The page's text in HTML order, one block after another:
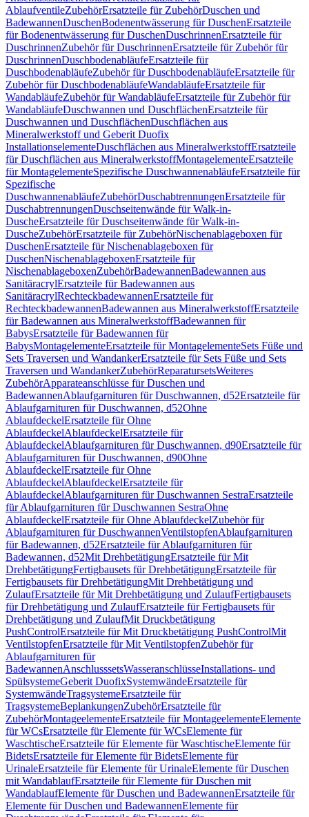
AblaufventileZubehörErsatzteile für ZubehörDuschen und
BadewannenDuschenBodenentwässerung für DuschenErsatzteile
für Bodenentwässerung für DuschenDuschrinnenErsatzteile für
DuschrinnenZubehör für DuschrinnenErsatzteile für Zubehör für
DuschrinnenDuschbodenabläufeErsatzteile für
DuschbodenabläufeZubehör für DuschbodenabläufeErsatzteile für
Zubehör für DuschbodenabläufeWandabläufeErsatzteile für
WandabläufeZubehör für WandabläufeErsatzteile für Zubehör für
WandabläufeDuschwannen und DuschflächenErsatzteile für
Duschwannen und DuschflächenDuschflächen aus
Mineralwerkstoff und Geberit Duofix
InstallationselementeDuschflächen aus MineralwerkstoffErsatzteile
für Duschflächen aus MineralwerkstoffMontagelementeErsatzteile
für MontagelementeSpezifische DuschwannenabläufeErsatzteile für
Spezifische
DuschwannenabläufeZubehörDuschabtrennungenErsatzteile für
DuschabtrennungenDuschseitenwände für Walk-in-
DuscheErsatzteile für Duschseitenwände für Walk-in-
DuscheZubehörErsatzteile für ZubehörNischenablageboxen für
DuschenErsatzteile für Nischenablageboxen für
DuschenNischenablageboxenErsatzteile für
NischenablageboxenZubehörBadewannenBadewannen aus
SanitäracrylErsatzteile für Badewannen aus
SanitäracrylRechteckbadewannenErsatzteile für
RechteckbadewannenBadewannen aus MineralwerkstoffErsatzteile
für Badewannen aus MineralwerkstoffBadewannen für
BabysErsatzteile für Badewannen für
BabysMontagelementeErsatzteile für MontagelementeSets Füße und
Sets Traversen und WandankerErsatzteile für Sets Füße und Sets
Traversen und WandankerZubehörReparatursetsWeiteres
ZubehörApparateanschlüsse für Duschen und
BadewannenAblaufgarnituren für Duschwannen, d52Ersatzteile für
Ablaufgarnituren für Duschwannen, d52Ohne
AblaufdeckelErsatzteile für Ohne
AblaufdeckelAblaufdeckelErsatzteile für
AblaufdeckelAblaufgarnituren für Duschwannen, d90Ersatzteile für
Ablaufgarnituren für Duschwannen, d90Ohne
AblaufdeckelErsatzteile für Ohne
AblaufdeckelAblaufdeckelErsatzteile für
AblaufdeckelAblaufgarnituren für Duschwannen SestraErsatzteile
für Ablaufgarnituren für Duschwannen SestraOhne
AblaufdeckelErsatzteile für Ohne AblaufdeckelZubehör für
Ablaufgarnituren für DuschwannenVentilstopfenAblaufgarnituren
für Badewannen, d52Ersatzteile für Ablaufgarnituren für
Badewannen, d52Mit DrehbetätigungErsatzteile für Mit
DrehbetätigungFertigbausets für DrehbetätigungErsatzteile für
Fertigbausets für DrehbetätigungMit Drehbetätigung und
ZulaufErsatzteile für Mit Drehbetätigung und ZulaufFertigbausets
für Drehbetätigung und ZulaufErsatzteile für Fertigbausets für
Drehbetätigung und ZulaufMit Druckbetätigung
PushControlErsatzteile für Mit Druckbetätigung PushControlMit
VentilstopfenErsatzteile für Mit VentilstopfenZubehör für
Ablaufgarnituren für
BadewannenAnschlusssetsWasseranschlüsseInstallations- und
SpülsystemeGeberit DuofixSystemwändeErsatzteile für
SystemwändeTragsystemeErsatzteile für
TragsystemeBeplankungenZubehörErsatzteile für
ZubehörMontageelementeErsatzteile für MontageelementeElemente
für WCsErsatzteile für Elemente für WCsElemente für
WaschtischeErsatzteile für Elemente für WaschtischeElemente für
BidetsErsatzteile für Elemente für BidetsElemente für
UrinaleErsatzteile für Elemente für UrinaleElemente für Duschen
mit WandablaufErsatzteile für Elemente für Duschen mit
WandablaufElemente für Duschen und BadewannenErsatzteile für
Elemente für Duschen und BadewannenElemente für